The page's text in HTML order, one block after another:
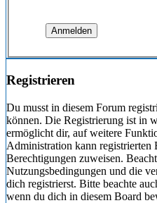
Registrieren
Du musst in diesem Forum
können. Die Registrierung ist in
ermöglicht dir, auf weitere
Administration kann registrierten
Berechtigungen zuweisen.
Nutzungsbedingungen und die
dich registrierst. Bitte beachte
wenn du dich in diesem Board